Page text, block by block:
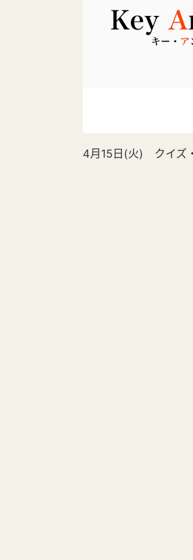
4月15日(火) クイズ